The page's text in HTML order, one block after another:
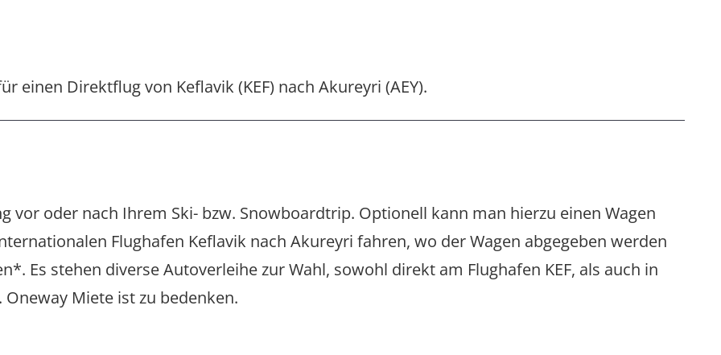
einen Direktflug von Keflavik (KEF) nach Akureyri (AEY).
vor oder nach Ihrem Ski- bzw. Snowboardtrip. Optionell kann man hierzu einen Wagen
Flughafen Keflavik nach Akureyri fahren, wo der Wagen abgegeben werden
Es stehen diverse Autoverleihe zur Wahl, sowohl direkt am Flughafen KEF, als auch in
Miete ist zu bedenken.